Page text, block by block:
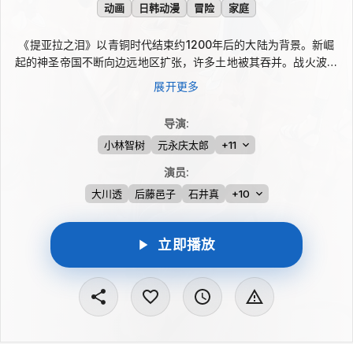
动画 日韩动漫 冒险 家庭
《提亚拉之泪》以青铜时代结束约1200年后的大陆为背景。新崛
起的神圣帝国不断向边远地区扩张，许多土地被其吞并。战火波及
エリン岛时，岛上举行了一场以少女莉安珑为祭品、企图复活魔王
阿隆的仪式。仪式虽未如预期成功，却仍让沉睡的阿隆重返世间，
展开更多
导演:
小林智树 元永庆太郎 +11
演员:
大川透 后藤邑子 石井真 +10
立即播放